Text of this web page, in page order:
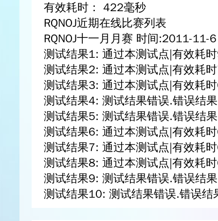
有效耗时： 422毫秒
RQNOJ近期在线比赛列表
RQNOJ十一月月赛 时间:2011-
测试结果1: 通过本测试点|有效耗
测试结果2: 通过本测试点|有效耗
测试结果3: 通过本测试点|有效耗
测试结果4: 测试结果错误.错误结
测试结果5: 测试结果错误.错误结
测试结果6: 通过本测试点|有效耗
测试结果7: 通过本测试点|有效耗
测试结果8: 通过本测试点|有效耗
测试结果9: 测试结果错误.错误结
测试结果10: 测试结果错误.错误